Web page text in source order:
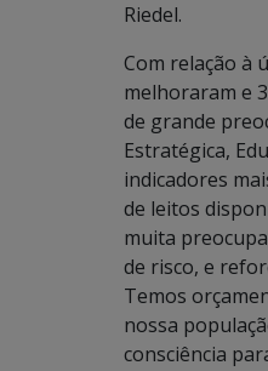
Riedel.
Com relação à
melhoraram e
de grande
Estratégica,
indicadores
de leitos
muita
de risco, e
Temos
nossa
consciência